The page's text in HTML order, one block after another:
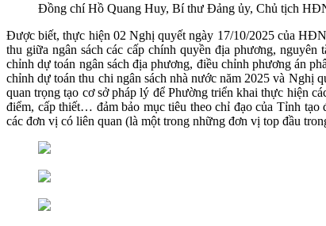
Đồng chí Hồ Quang Huy, Bí thư Đảng ủy, Chủ tịch
Được biết, thực hiện 02 Nghị quyết ngày 17/10/2025 của
thu giữa ngân sách các cấp chính quyền địa phương,
chỉnh dự toán ngân sách địa phương, điều chỉnh phương án
chỉnh dự toán thu chi ngân sách nhà nước năm 2025 và
quan trọng tạo cơ sở pháp lý để Phường triển khai thực hiện
điểm, cấp thiết… đảm bảo mục tiêu theo chỉ đạo của Tỉnh
các đơn vị có liên quan (là một trong những đơn vị top đầu